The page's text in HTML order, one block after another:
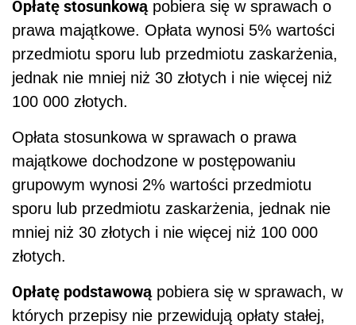
Opłatę stosunkowąpobiera się w sprawach o
prawa majątkowe. Opłata wynosi 5% wartości
przedmiotu sporu lub przedmiotu zaskarżenia,
jednak nie mniej niż 30 złotych i nie więcej niż
100 000 złotych.
Opłata stosunkowa w sprawach o prawa
majątkowe dochodzone w postępowaniu
grupowym wynosi 2% wartości przedmiotu
sporu lub przedmiotu zaskarżenia, jednak nie
mniej niż 30 złotych i nie więcej niż 100 000
złotych.
Opłatę podstawowąpobiera się w sprawach, w
których przepisy nie przewidują opłaty stałej,